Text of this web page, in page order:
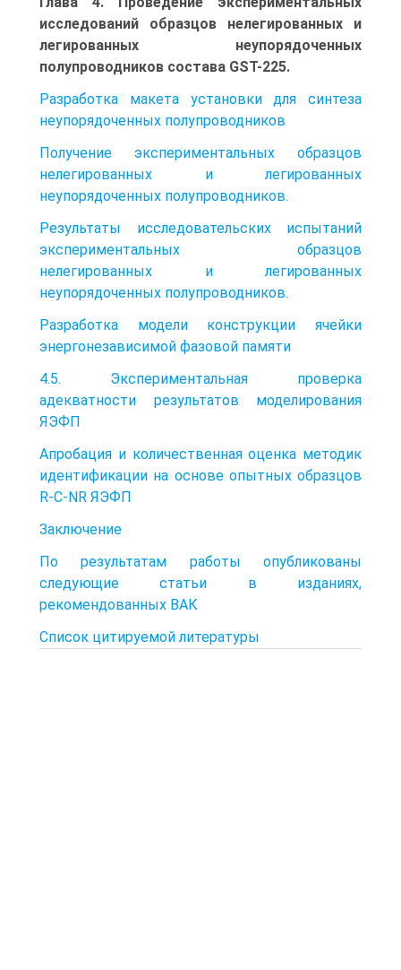
исследований образцов нелегированных и
легированных неупорядоченных
полупроводников состава GST-225.
Разработка макета установки для синтеза
неупорядоченных полупроводников
Получение экспериментальных образцов
нелегированных и легированных
неупорядоченных полупроводников.
Результаты исследовательских испытаний
экспериментальных образцов
нелегированных и легированных
неупорядоченных полупроводников.
Разработка модели конструкции ячейки
энергонезависимой фазовой памяти
4.5. Экспериментальная проверка
адекватности результатов моделирования
ЯЭФП
Апробация и количественная оценка методик
идентификации на основе опытных образцов
R-C-NR ЯЭФП
Заключение
По результатам работы опубликованы
следующие статьи в изданиях,
рекомендованных ВАК
Список цитируемой литературы